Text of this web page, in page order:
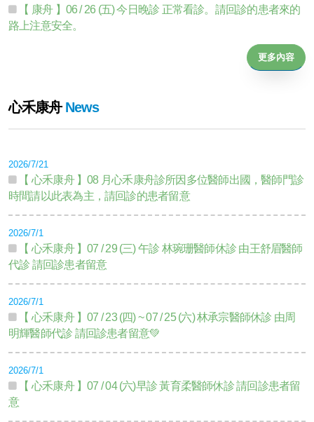
【 康舟 】06 / 26 (五) 今日晚診 正常看診。請回診的患者來的
路上注意安全。
更多內容
心禾康舟 News
2026/7/21
【 心禾康舟 】08 月心禾康舟診所因多位醫師出國，醫師門診
時間請以此表為主，請回診的患者留意
2026/7/1
【 心禾康舟 】07 / 29 (三) 午診 林琬珊醫師休診 由王舒眉醫師
代診 請回診患者留意
2026/7/1
【 心禾康舟 】07 / 23 (四) ~ 07 / 25 (六) 林承宗醫師休診 由周
明輝醫師代診 請回診患者留意💚
2026/7/1
【 心禾康舟 】07 / 04 (六)早診 黃育柔醫師休診 請回診患者留
意